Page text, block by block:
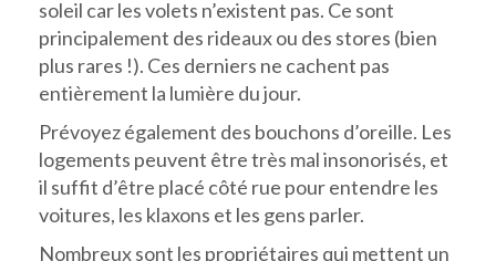
soleil car les volets n’existent pas. Ce sont
principalement des rideaux ou des stores (bien
plus rares !). Ces derniers ne cachent pas
entièrement la lumière du jour.
Prévoyez également des bouchons d’oreille. Les
logements peuvent être très mal insonorisés, et
il suffit d’être placé côté rue pour entendre les
voitures, les klaxons et les gens parler.
Nombreux sont les propriétaires qui mettent un